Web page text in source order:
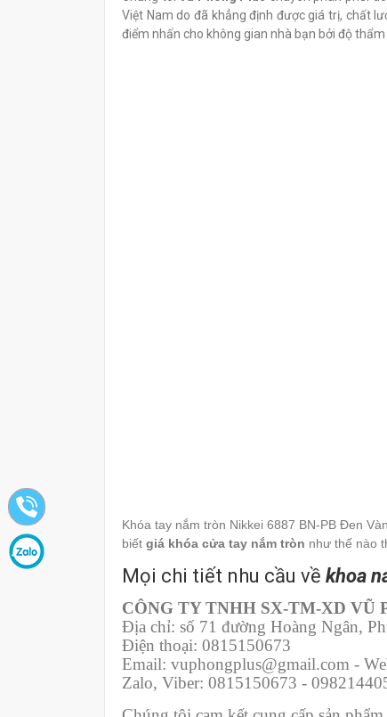
Việt Nam do đã khẳng định được giá trị, chất
điểm nhấn cho không gian nhà bạn bởi độ
Khóa tay nắm tròn Nikkei 6887 BN-PB Đen
biết giá khóa cửa tay nắm tròn như thế nào
Mọi chi tiết nhu cầu về khoa
CÔNG TY TNHH SX-TM-XD VŨ
Địa chỉ: số 71 đường Hoàng Ngân,
Điện thoại: 0815150673
Email: vuphongplus@gmail.com -
Zalo, Viber: 0815150673 -